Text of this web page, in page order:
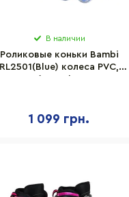
В наличии
Роликовые коньки Bambi
RL2501(Blue) колеса PVC,
1 099 грн.